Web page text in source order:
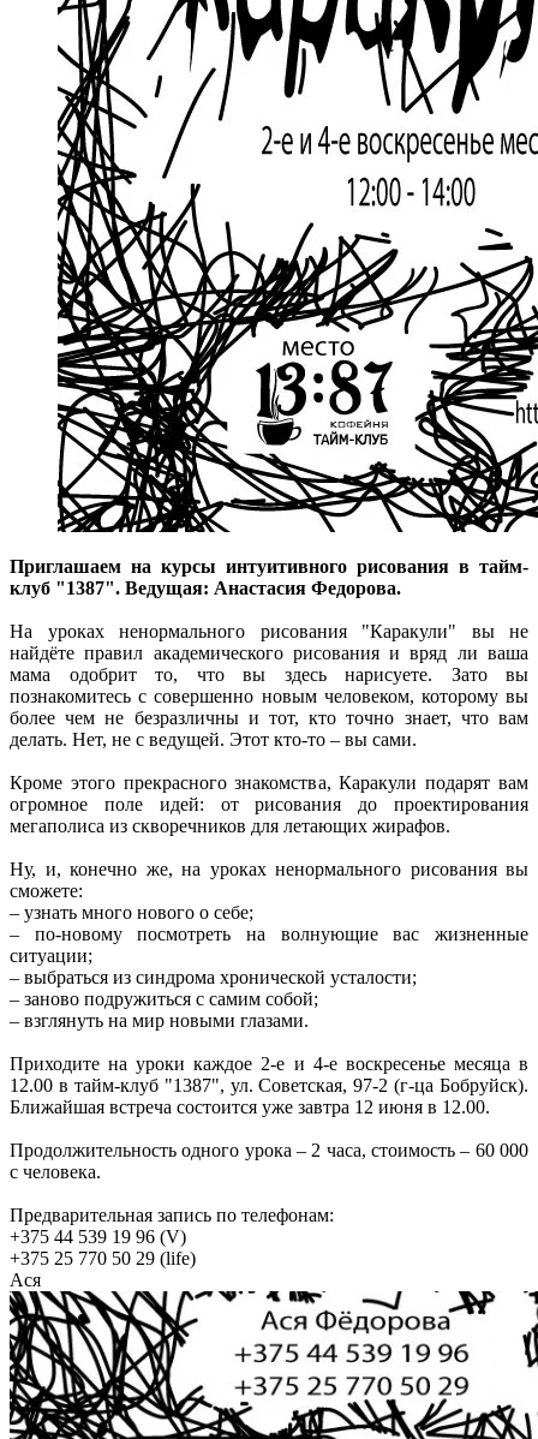
Приглашаем на курсы интуитивного рисования в тайм-
клуб "1387". Ведущая: Анастасия Федорова.
На уроках ненормального рисования "Каракули" вы не
найдёте правил академического рисования и вряд ли ваша
мама одобрит то, что вы здесь нарисуете. Зато вы
познакомитесь с совершенно новым человеком, которому вы
более чем не безразличны и тот, кто точно знает, что вам
делать. Нет, не с ведущей. Этот кто-то – вы сами.
Кроме этого прекрасного знакомства, Каракули подарят вам
огромное поле идей: от рисования до проектирования
мегаполиса из скворечников для летающих жирафов.
Ну, и, конечно же, на уроках ненормального рисования вы
сможете:
– узнать много нового о себе;
– по-новому посмотреть на волнующие вас жизненные
ситуации;
– выбраться из синдрома хронической усталости;
– заново подружиться с самим собой;
– взглянуть на мир новыми глазами.
Приходите на уроки каждое 2-е и 4-е воскресенье месяца в
12.00 в тайм-клуб "1387", ул. Советская, 97-2 (г-ца Бобруйск).
Ближайшая встреча состоится уже завтра 12 июня в 12.00.
Продолжительность одного урока – 2 часа, стоимость – 60 000
с человека.
Предварительная запись по телефонам:
+375 44 539 19 96 (V)
+375 25 770 50 29 (life)
Ася